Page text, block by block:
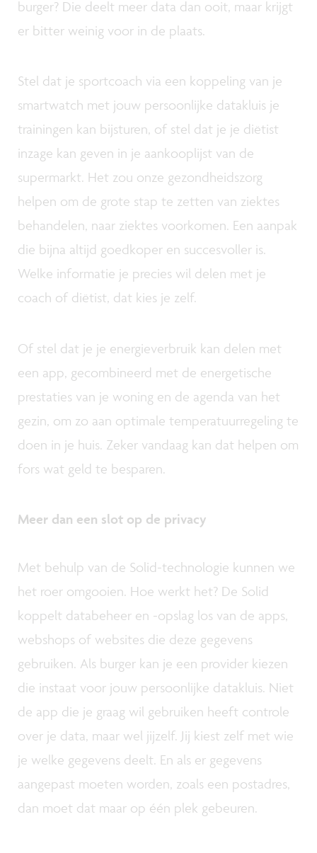
burger? Die deelt meer data dan ooit, maar krijgt
er bitter weinig voor in de plaats.
Stel dat je sportcoach via een koppeling van je
smartwatch met jouw persoonlijke datakluis je
trainingen kan bijsturen, of stel dat je je diëtist
inzage kan geven in je aankooplijst van de
supermarkt. Het zou onze gezondheidszorg
helpen om de grote stap te zetten van ziektes
behandelen, naar ziektes voorkomen. Een aanpak
die bijna altijd goedkoper en succesvoller is.
Welke informatie je precies wil delen met je
coach of diëtist, dat kies je zelf.
Of stel dat je je energieverbruik kan delen met
een app, gecombineerd met de energetische
prestaties van je woning en de agenda van het
gezin, om zo aan optimale temperatuurregeling te
doen in je huis. Zeker vandaag kan dat helpen om
fors wat geld te besparen.
Meer dan een slot op de privacy
Met behulp van de Solid-technologie kunnen we
het roer omgooien. Hoe werkt het? De Solid
koppelt databeheer en -opslag los van de apps,
webshops of websites die deze gegevens
gebruiken. Als burger kan je een provider kiezen
die instaat voor jouw persoonlijke datakluis. Niet
de app die je graag wil gebruiken heeft controle
over je data, maar wel jijzelf. Jij kiest zelf met wie
je welke gegevens deelt. En als er gegevens
aangepast moeten worden, zoals een postadres,
dan moet dat maar op één plek gebeuren.